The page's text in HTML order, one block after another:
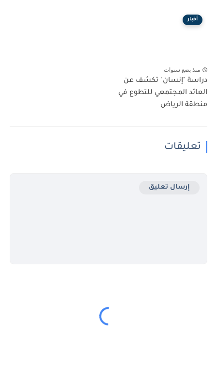
أخبار
منذ بضع سنوات
دراسة "إنسان" تكشف عن
العائد المجتمعي للتطوع في
منطقة الرياض
تعليقات
إرسال تعليق